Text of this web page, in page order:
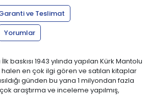
ve Teslimat
Yorumlar
baskısı 1943 yılında yapılan Kürk Mantolu
en çok ilgi gören ve satılan kitaplar
günden bu yana 1 milyondan fazla
araştırma ve inceleme yapılmış,